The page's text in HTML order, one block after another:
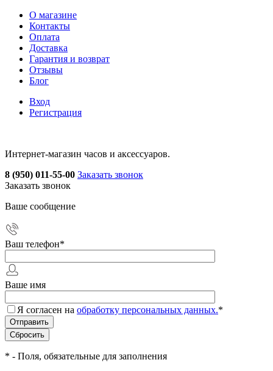
О магазине
Контакты
Оплата
Доставка
Гарантия и возврат
Отзывы
Блог
Вход
Регистрация
Интернет-магазин часов и аксессуаров.
8 (950) 011-55-00 Заказать звонок
Заказать звонок
Ваше сообщение
Ваш телефон*
Ваше имя
Я согласен на обработку персональных данных.*
* - Поля, обязательные для заполнения